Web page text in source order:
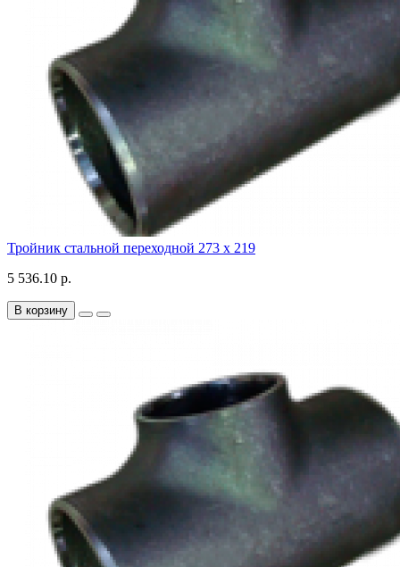
Тройник стальной переходной 273 х 219
5 536.10 р.
В корзину